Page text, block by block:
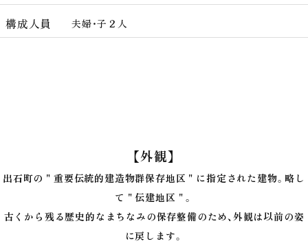
構成人員
夫婦・子２人
【外観】
出石町の＂重要伝統的建造物群保存地区＂に指定された建物。略し
て＂伝建地区＂。
古くから残る歴史的なまちなみの保存整備のため、外観は以前の姿
に戻します。